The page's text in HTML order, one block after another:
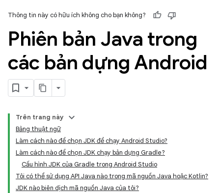
Thông tin này có hữu ích không cho bạn không?
Phiên bản Java trong
các bản dựng Android
Trên trang này
Bảng thuật ngữ
Làm cách nào để chọn JDK để chạy Android Studio?
Làm cách nào để chọn JDK chạy bản dựng Gradle?
Cấu hình JDK của Gradle trong Android Studio
Tôi có thể sử dụng API Java nào trong mã nguồn Java hoặc Kotlin?
JDK nào biên dịch mã nguồn Java của tôi?